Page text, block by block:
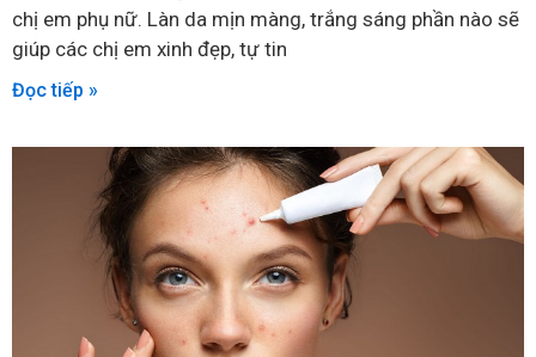
chị em phụ nữ. Làn da mịn màng, trắng sáng phần nào sẽ
giúp các chị em xinh đẹp, tự tin
Đọc tiếp »